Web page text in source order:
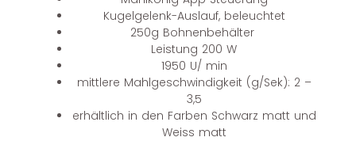
Kugelgelenk-Auslauf, beleuchtet
250g Bohnenbehälter
Leistung 200 W
1950 U/ min
mittlere Mahlgeschwindigkeit (g/Sek): 2 –
3,5
erhältlich in den Farben Schwarz matt und
Weiss matt